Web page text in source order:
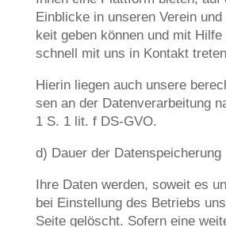
Ein­blicke in unse­ren Ver­ein
keit geben kön­nen und mit Hil­fe
schnell mit uns in Kon­takt
Hier­in lie­gen auch unse­re
sen an der Daten­ver­ar­bei­tung
1 S. 1 lit. f DS-GVO.
d) Dau­er der Datenspeicherung
Ihre Daten wer­den, soweit es
bei Ein­stel­lung des Betriebs
Sei­te gelöscht. Sofern eine